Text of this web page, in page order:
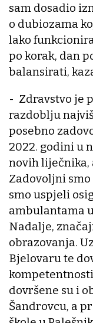
sam dosadio
o dubiozama
lako
po korak, dan
balansirati,
- Zdravstvo je
razdoblju
posebno
2022. godini u
novih liječnika,
Zadovoljni
smo uspjeli
ambulantama
Nadalje,
obrazovanja.
Bjelovaru te
dovršene su i
Šandrovcu, a